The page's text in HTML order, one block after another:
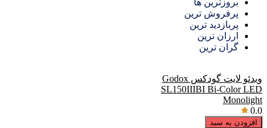
بروزترین ها
پرفروش ترین
پربازدید ترین
ارزان ترین
گران ترین
ویدئو لایت گودکس Godox
SL150IIIBI Bi-Color LED
Monolight
0.0
افزودن به سبد